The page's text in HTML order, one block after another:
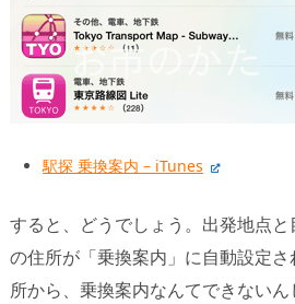
駅探 乗換案内 – iTunes
すると、どうでしょう。出発地点
の住所が「乗換案内」に自動設定
所から、乗換案内なんてできない